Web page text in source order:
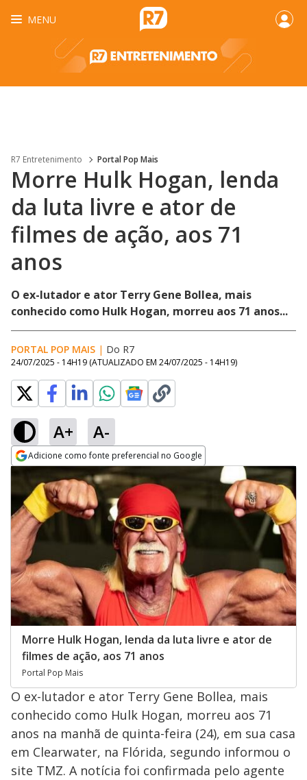
MENU
R7 Entretenimento Portal Pop Mais
Morre Hulk Hogan, lenda
da luta livre e ator de
filmes de ação, aos 71
anos
O ex-lutador e ator Terry Gene Bollea, mais
conhecido como Hulk Hogan, morreu aos 71 anos...
PORTAL POP MAIS | Do R7
24/07/2025 - 14H19 (ATUALIZADO EM 24/07/2025 - 14H19)
A+ A-
Adicione como fonte preferencial no Google
Opens in new window
Morre Hulk Hogan, lenda da luta livre e ator de
filmes de ação, aos 71 anos
Portal Pop Mais
O ex-lutador e ator Terry Gene Bollea, mais
conhecido como Hulk Hogan, morreu aos 71
anos na manhã de quinta-feira (24), em sua casa
em Clearwater, na Flórida, segundo informou o
site TMZ. A notícia foi confirmada pelo agente